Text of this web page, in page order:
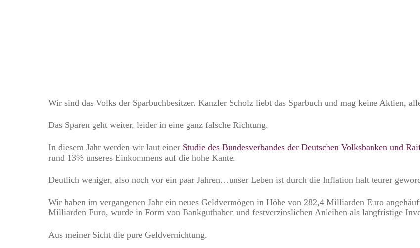
Wir sind das Volks der Sparbuchbesitzer. Kanzler Scholz liebt das Sparbuch und mag keine Aktien,
Das Sparen geht weiter, leider in eine ganz falsche Richtung.
In diesem Jahr werden wir laut einer Studie des Bundesverbandes der Deutschen Volksbanken und
rund 13% unseres Einkommens auf die hohe Kante.
Deutlich weniger, also noch vor ein paar Jahren…unser Leben ist durch die Inflation halt teurer
Wir haben im vergangenen Jahr ein neues Geldvermögen in Höhe von 282,4 Milliarden Euro
Milliarden Euro, wurde in Form von Bankguthaben und festverzinslichen Anleihen als langfristige
Aus meiner Sicht die pure Geldvernichtung.